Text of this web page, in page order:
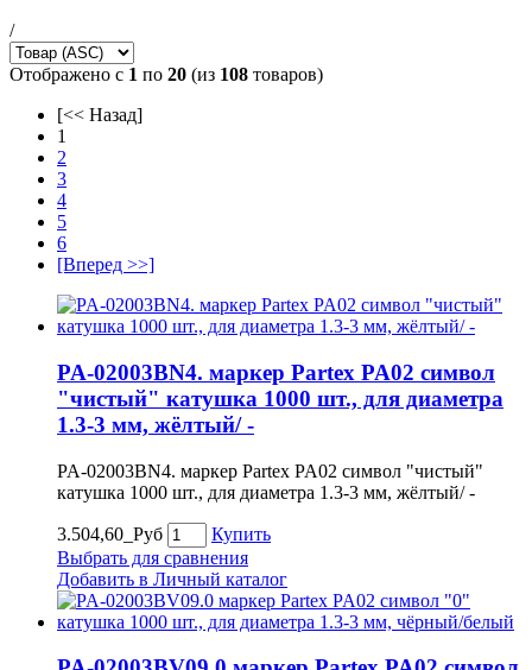
/
Отображено с 1 по 20 (из 108 товаров)
[<< Назад]
1
2
3
4
5
6
[Вперед >>]
PA-02003BN4. маркер Partex PA02 символ
"чистый" катушка 1000 шт., для диаметра
1.3-3 мм, жёлтый/ -
PA-02003BN4. маркер Partex PA02 символ "чистый"
катушка 1000 шт., для диаметра 1.3-3 мм, жёлтый/ -
3.504,60_Руб
Купить
Выбрать для сравнения
Добавить в Личный каталог